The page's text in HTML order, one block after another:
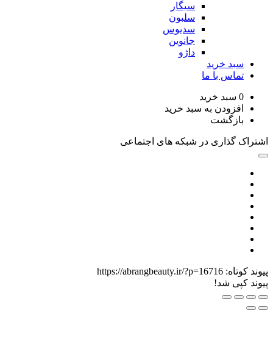
سدیوس
خرید
با ما
سبد خرید
به سبد خرید
در شبکه های اجتماعی
https://abrangbeauty.ir/?p=16716
شد!